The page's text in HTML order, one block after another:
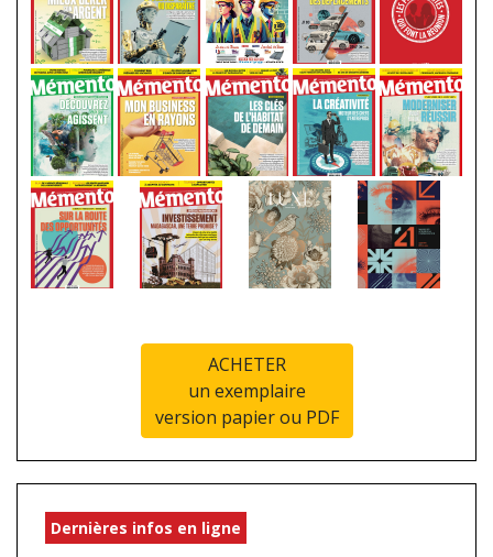
ACHETER
un exemplaire
version papier ou PDF
Dernières infos en ligne